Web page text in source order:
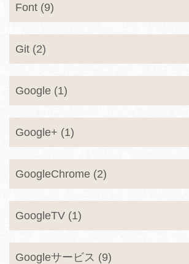
Font (9)
Git (2)
Google (1)
Google+ (1)
GoogleChrome (2)
GoogleTV (1)
Googleサービス (9)